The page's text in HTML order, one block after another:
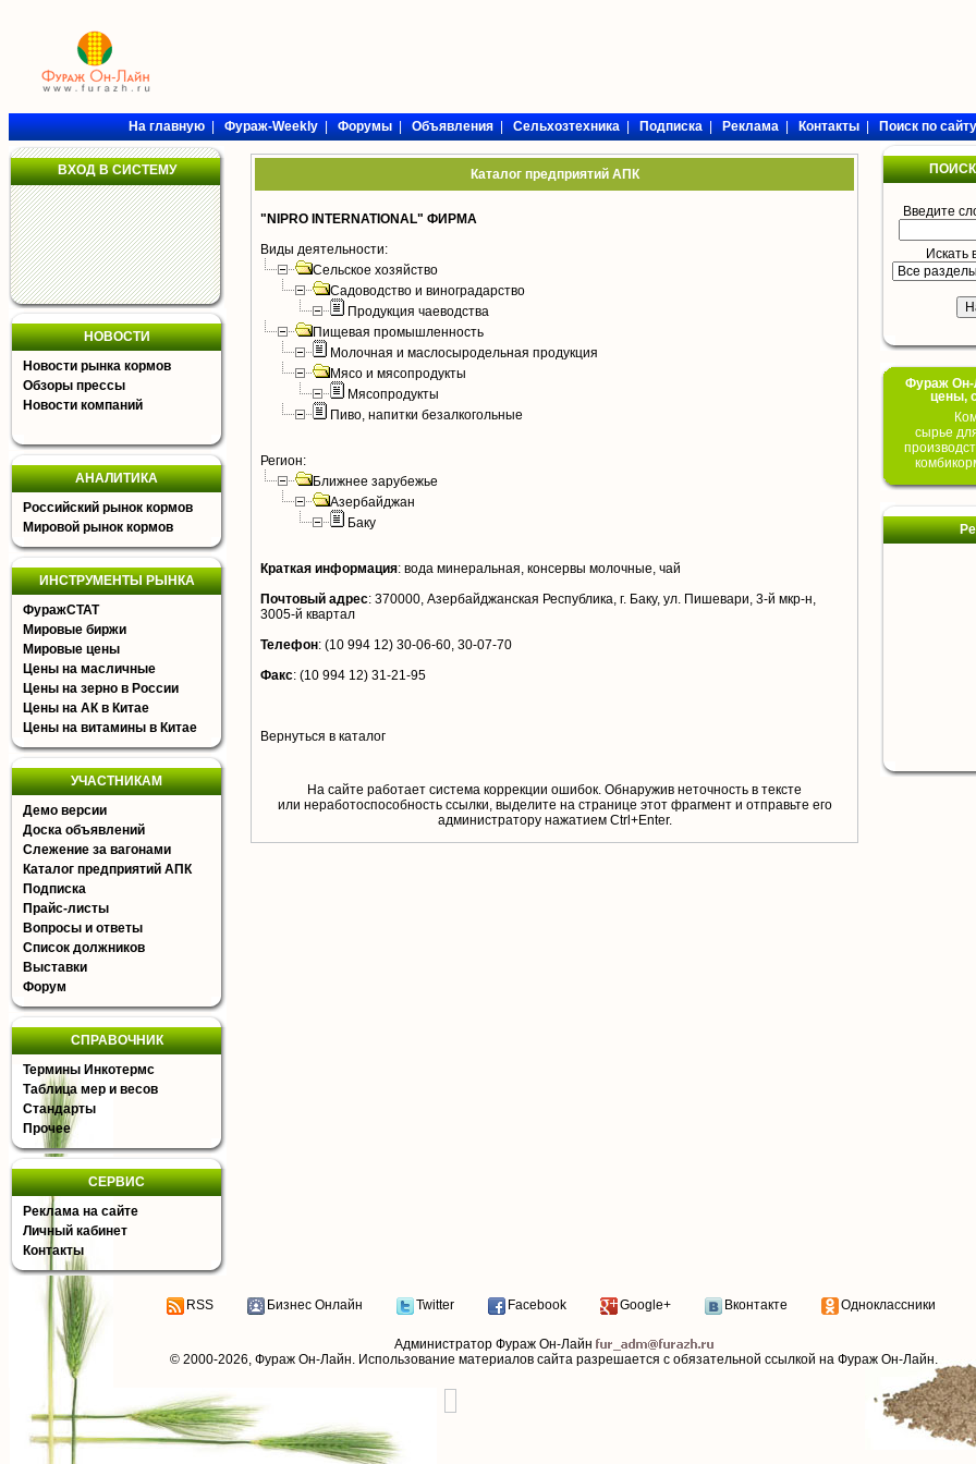
На главную|Фураж-Weekly|Форумы|Объявления|Сельхозтехника|Подписка|Реклама|Контакты|Поиск по сайту
ВХОД В СИСТЕМУ
НОВОСТИ
Новости рынка кормов
Обзоры прессы
Новости компаний
АНАЛИТИКА
Российский рынок кормов
Мировой рынок кормов
ИНСТРУМЕНТЫ РЫНКА
ФуражСТАТ
Мировые биржи
Мировые цены
Цены на масличные
Цены на зерно в России
Цены на АК в Китае
Цены на витамины в Китае
УЧАСТНИКАМ
Демо версии
Доска объявлений
Слежение за вагонами
Каталог предприятий АПК
Подписка
Прайс-листы
Вопросы и ответы
Список должников
Выставки
Форум
СПРАВОЧНИК
Термины Инкотермс
Таблица мер и весов
Стандарты
Прочее
СЕРВИС
Реклама на сайте
Личный кабинет
Контакты
Каталог предприятий АПК
"NIPRO INTERNATIONAL" ФИРМА
Виды деятельности:
Сельское хозяйство
Садоводство и виноградарство
Продукция чаеводства
Пищевая промышленность
Молочная и маслосыродельная продукция
Мясо и мясопродукты
Мясопродукты
Пиво, напитки безалкогольные
Регион:
Ближнее зарубежье
Азербайджан
Баку
Краткая информация: вода минеральная, консервы молочные, чай
Почтовый адрес: 370000, Азербайджанская Республика, г. Баку, ул. Пишевари, 3-й мкр-н,
3005-й квартал
Телефон: (10 994 12) 30-06-60, 30-07-70
Факс: (10 994 12) 31-21-95
Вернуться в каталог
На сайте работает система коррекции ошибок. Обнаружив неточность в тексте
или неработоспособность ссылки, выделите на странице этот фрагмент и отправьте его
aдминистратору нажатием Ctrl+Enter.
Введите
Искать
Фураж Он-
цены,
сырье
RSS Бизнес Онлайн Twitter Facebook Google+ Вконтакте Одноклассники
Администратор Фураж Он-Лайн
© 2000-2026, Фураж Он-Лайн. Использование материалов сайта разрешается с обязательной ссылкой на Фураж Он-Лайн.